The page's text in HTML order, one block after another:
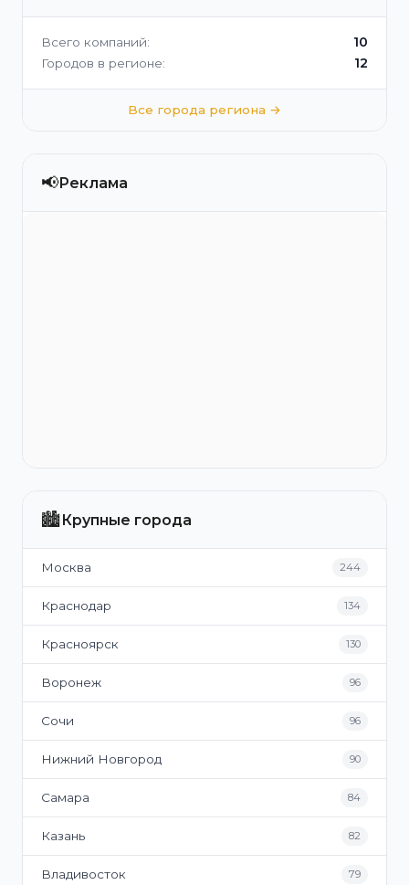
Всего компаний: 10
Городов в регионе: 12
Все города региона →
📢Реклама
🏙️Крупные города
Москва 244
Краснодар 134
Красноярск 130
Воронеж 96
Сочи 96
Нижний Новгород 90
Самара 84
Казань 82
Владивосток 79